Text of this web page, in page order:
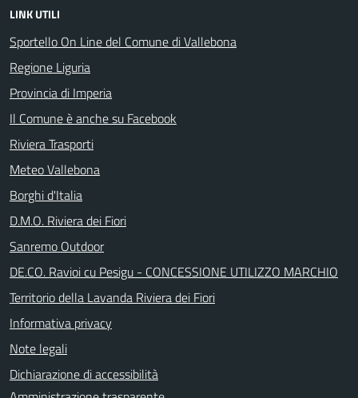
LINK UTILI
Sportello On Line del Comune di Vallebona
Regione Liguria
Provincia di Imperia
Il Comune è anche su Facebook
Riviera Trasporti
Meteo Vallebona
Borghi d'Italia
D.M.O. Riviera dei Fiori
Sanremo Outdoor
DE.CO. Ravioi cu Pesigu - CONCESSIONE UTILIZZO MARCHIO
Territorio della Lavanda Riviera dei Fiori
Informativa privacy
Note legali
Dichiarazione di accessibilità